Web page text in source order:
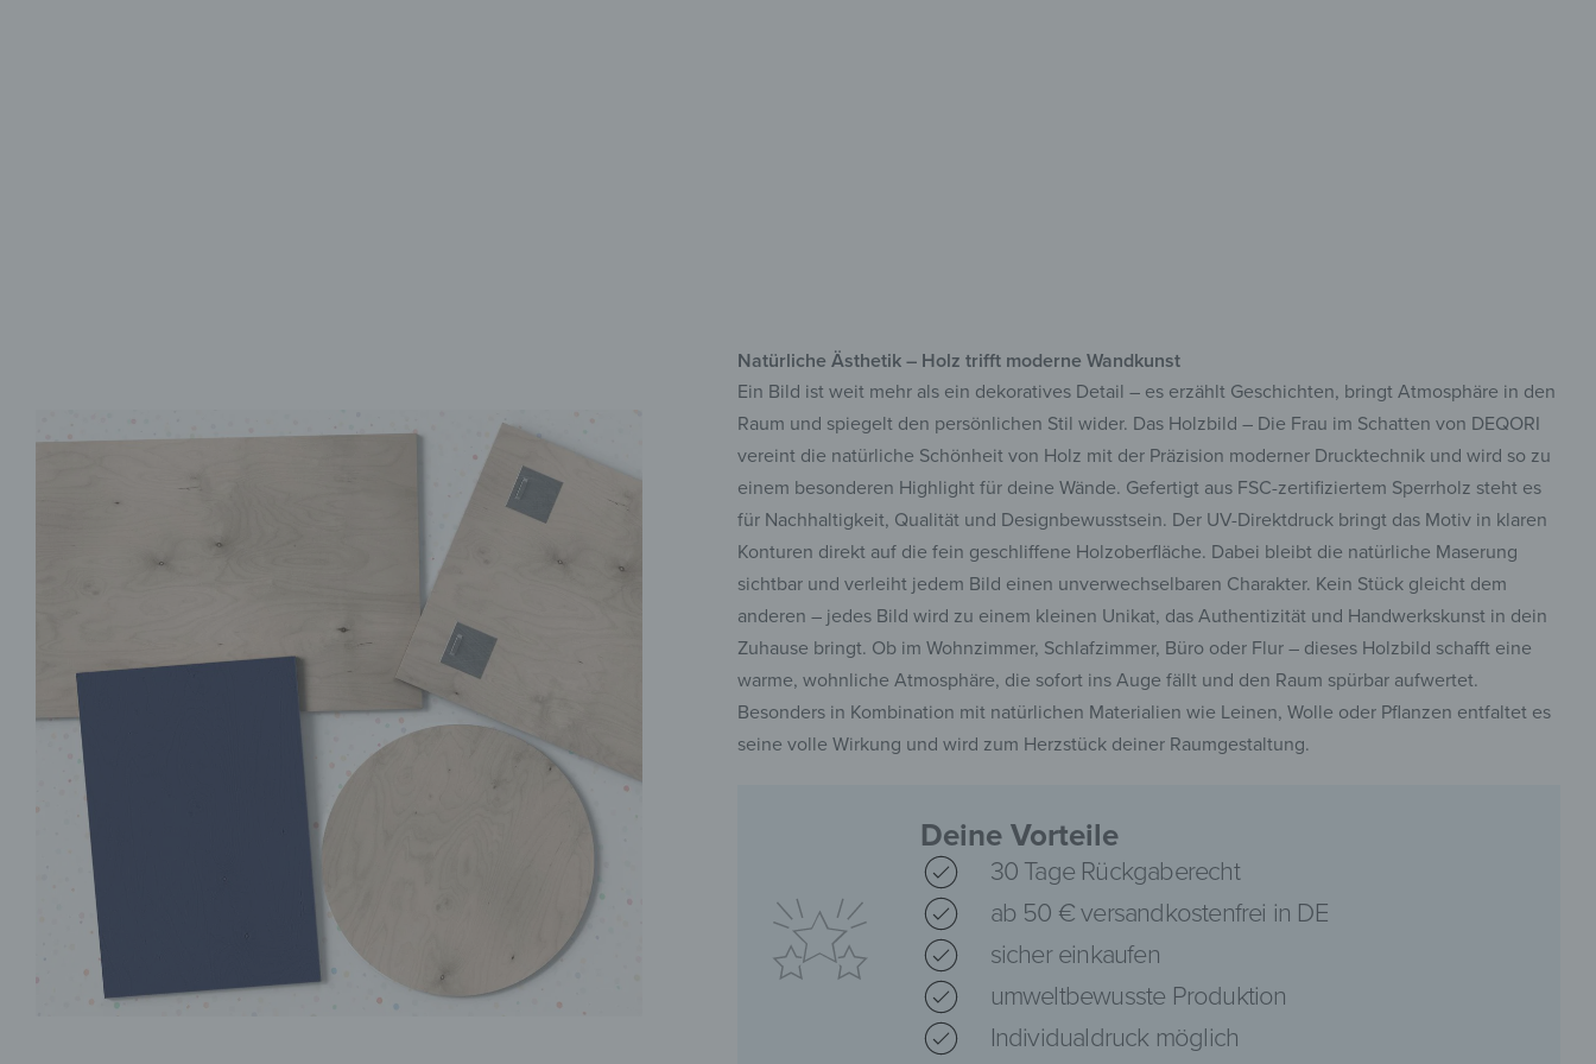
Natürliche Ästhetik – Holz trifft moderne Wandkunst
Ein Bild ist weit mehr als ein dekoratives Detail – es erzählt Geschichten, bringt Atmosphäre in den
Raum und spiegelt den persönlichen Stil wider. Das Holzbild – Die Frau im Schatten von DEQORI
vereint die natürliche Schönheit von Holz mit der Präzision moderner Drucktechnik und wird so zu
einem besonderen Highlight für deine Wände. Gefertigt aus FSC-zertifiziertem Sperrholz steht es
für Nachhaltigkeit, Qualität und Designbewusstsein. Der UV-Direktdruck bringt das Motiv in klaren
Konturen direkt auf die fein geschliffene Holzoberfläche. Dabei bleibt die natürliche Maserung
sichtbar und verleiht jedem Bild einen unverwechselbaren Charakter. Kein Stück gleicht dem
anderen – jedes Bild wird zu einem kleinen Unikat, das Authentizität und Handwerkskunst in dein
Zuhause bringt. Ob im Wohnzimmer, Schlafzimmer, Büro oder Flur – dieses Holzbild schafft eine
warme, wohnliche Atmosphäre, die sofort ins Auge fällt und den Raum spürbar aufwertet.
Besonders in Kombination mit natürlichen Materialien wie Leinen, Wolle oder Pflanzen entfaltet es
seine volle Wirkung und wird zum Herzstück deiner Raumgestaltung.
Deine Vorteile
30 Tage Rückgaberecht
ab 50 € versandkostenfrei in DE
sicher einkaufen
umweltbewusste Produktion
Individualdruck möglich